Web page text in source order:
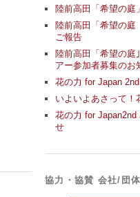
陸前高田「希望の
陸前高田「希望の
ご報告
陸前高田「希望の庭
アー参加者募集のお
花の力 for Japan
いよいよあさって！
花の力 for Japan2nd
せ
協力・協賛 会社/団体